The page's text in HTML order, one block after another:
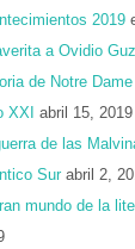
2019
a Ovidio
de Notre
XXI abril 15, 2019
de las
Sur abril 2,
mundo de la